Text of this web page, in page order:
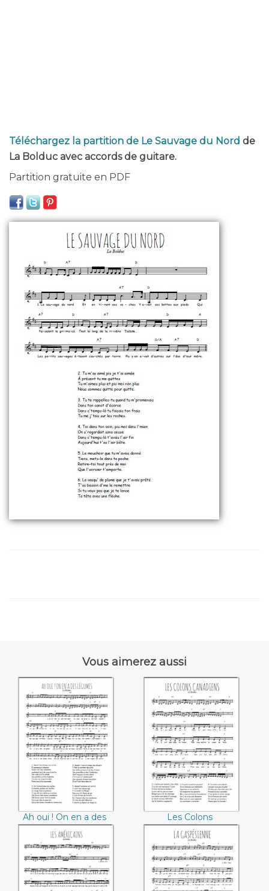
Téléchargez la partition de Le Sauvage du Nord de
La Bolduc avec accords de guitare.
Partition gratuite en PDF
Vous aimerez aussi
Ah oui ! On en a
des légumes ((La
Bolduc))
Ah oui ! On en a des
légumes (La Bolduc)
Les Colons
Canadiens ((La
Bolduc))
Les Colons
Canadiens (La
Bolduc)
Les Américains ((La
Bolduc))
La Gaspésienne ((La
Bolduc))